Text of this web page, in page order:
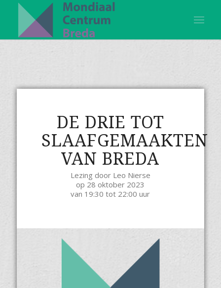
DE DRIE TOT
SLAAFGEMAAKTEN
VAN BREDA
Lezing door Leo Nierse
op 28 oktober 2023
van 19:30 tot 22:00 uur